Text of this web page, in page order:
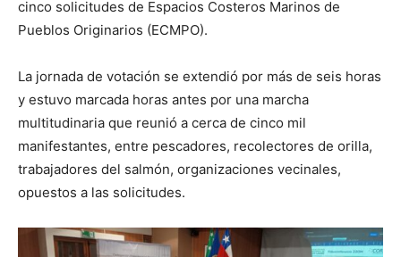
cinco solicitudes de Espacios Costeros Marinos de
Pueblos Originarios (ECMPO).
La jornada de votación se extendió por más de seis horas
y estuvo marcada horas antes por una marcha
multitudinaria que reunió a cerca de cinco mil
manifestantes, entre pescadores, recolectores de orilla,
trabajadores del salmón, organizaciones vecinales,
opuestos a las solicitudes.